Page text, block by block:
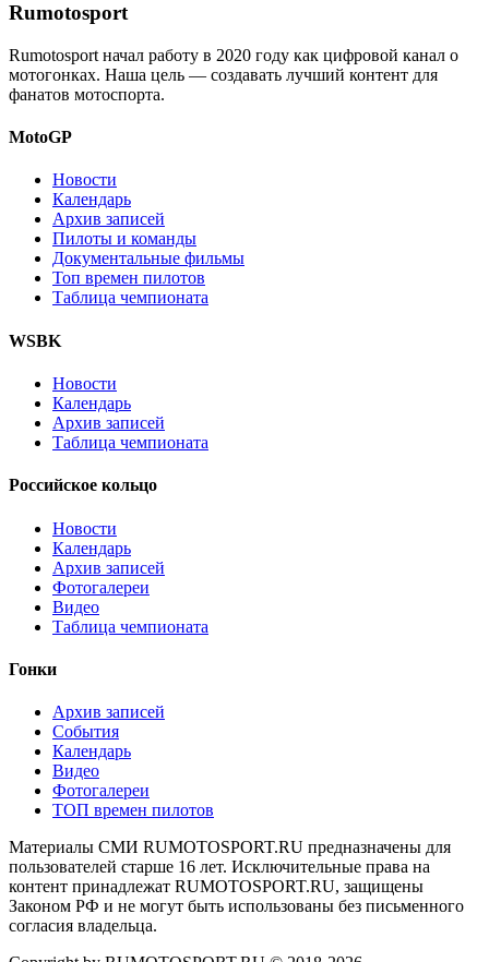
Rumotosport
Rumotosport начал работу в 2020 году как цифровой канал о
мотогонках. Наша цель — создавать лучший контент для
фанатов мотоспорта.
MotoGP
Новости
Календарь
Архив записей
Пилоты и команды
Документальные фильмы
Топ времен пилотов
Таблица чемпионата
WSBK
Новости
Календарь
Архив записей
Таблица чемпионата
Российское кольцо
Новости
Календарь
Архив записей
Фотогалереи
Видео
Таблица чемпионата
Гонки
Архив записей
События
Календарь
Видео
Фотогалереи
ТОП времен пилотов
Материалы СМИ RUMOTOSPORT.RU предназначены для
пользователей старше 16 лет. Исключительные права на
контент принадлежат RUMOTOSPORT.RU, защищены
Законом РФ и не могут быть использованы без письменного
согласия владельца.